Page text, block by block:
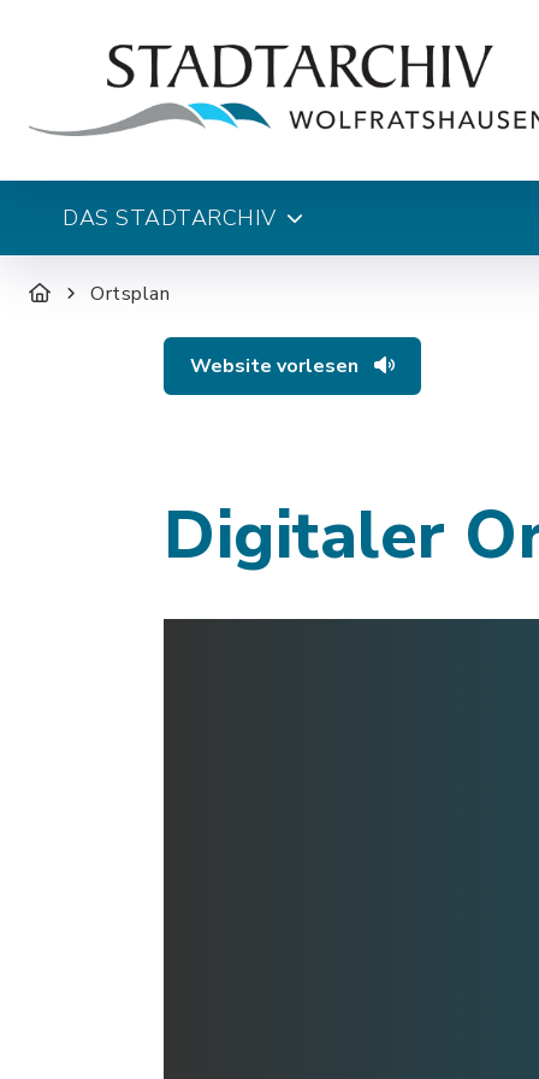
DAS STADTARCHIV
Ortsplan
Website vorlesen
Digitaler